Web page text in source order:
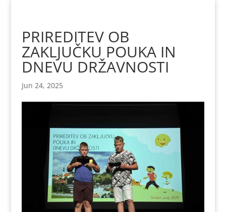
PRIREDITEV OB
ZAKLJUČKU POUKA IN
DNEVU DRŽAVNOSTI
Jun 24, 2025